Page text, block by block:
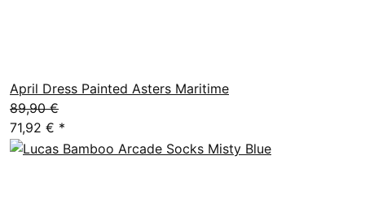
April Dress Painted Asters Maritime
89,90 €
71,92 € *